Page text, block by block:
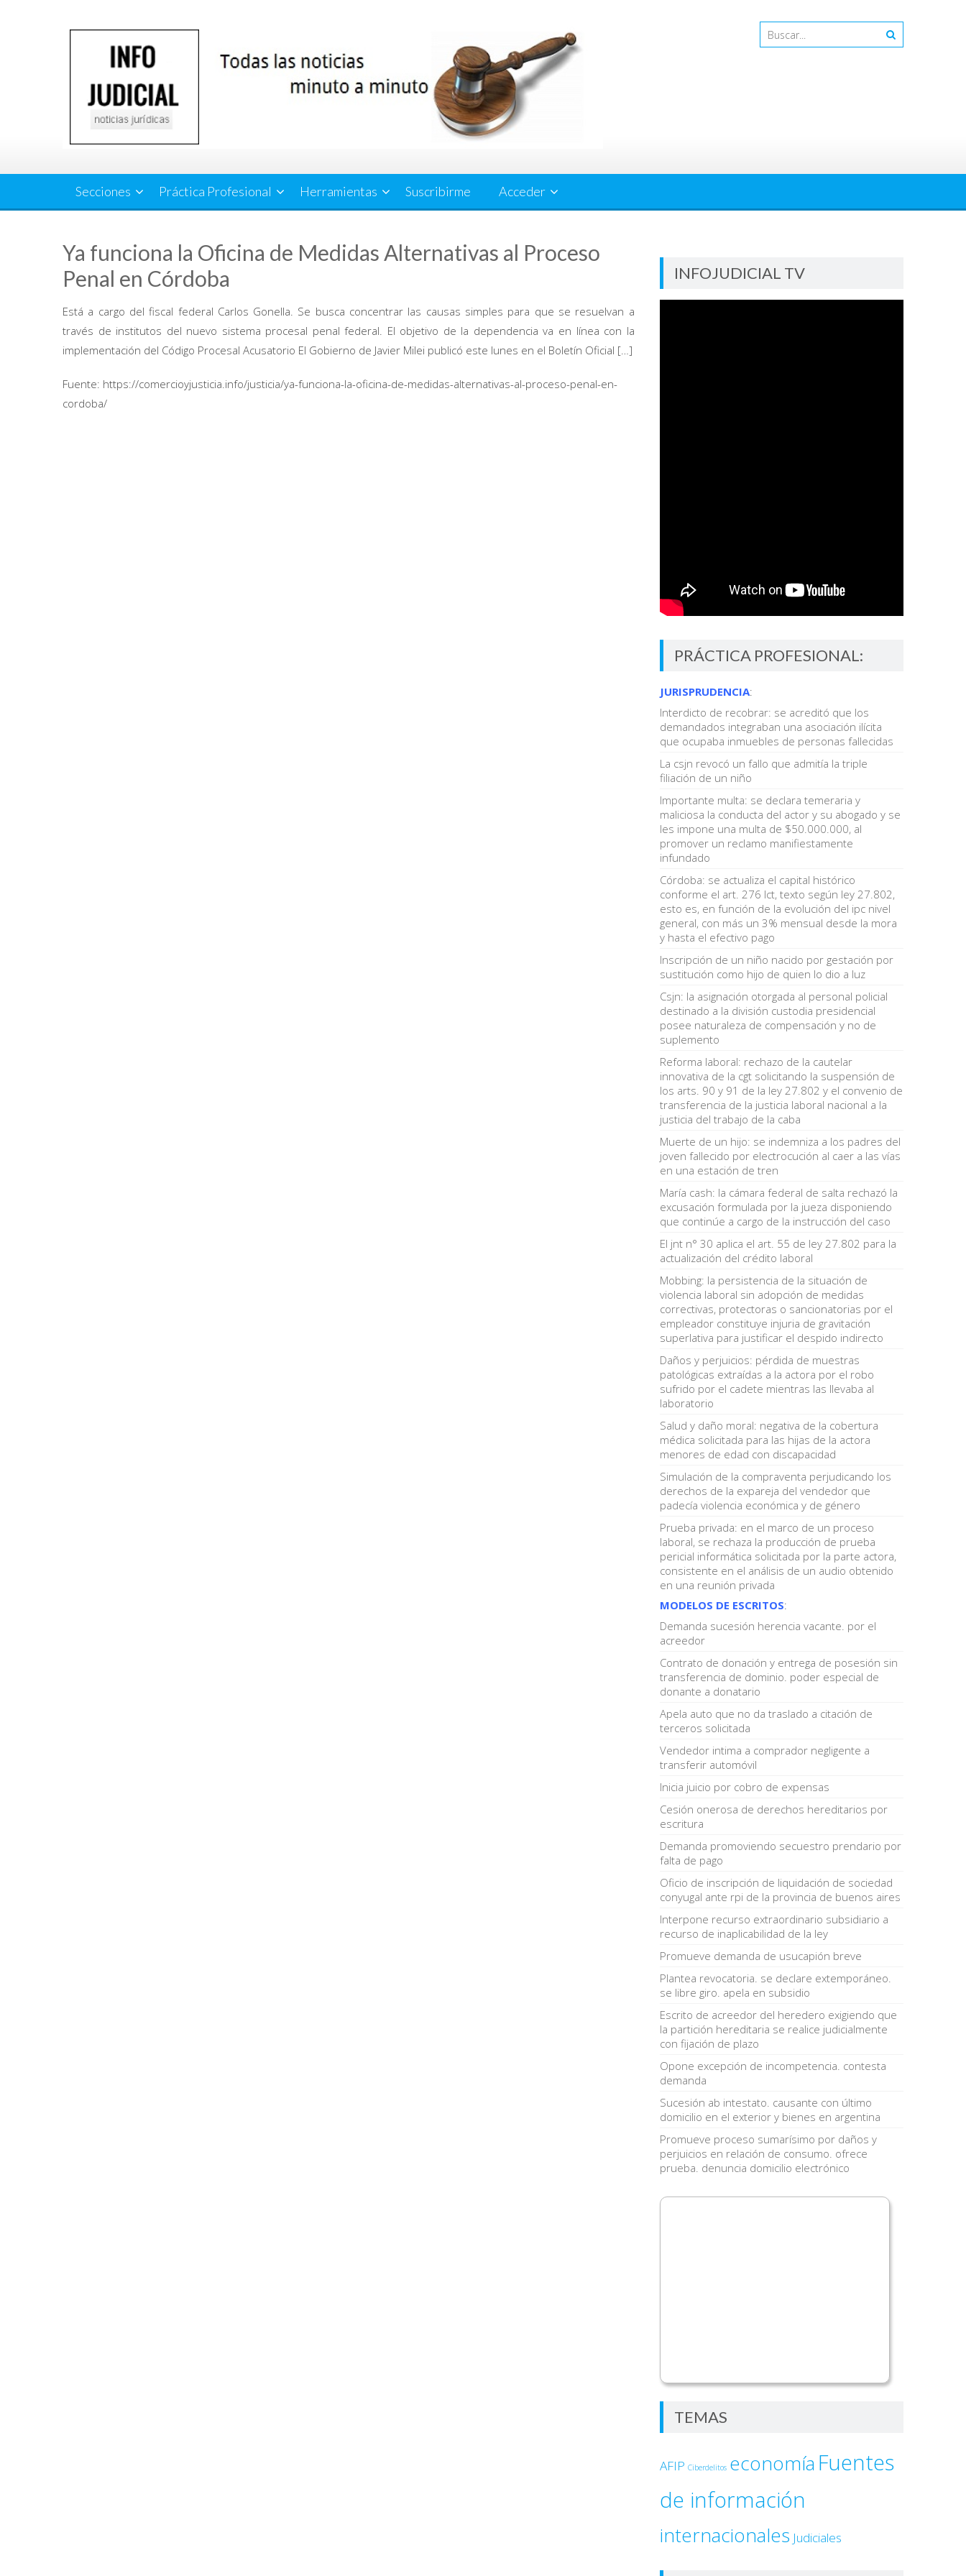
Secciones Práctica Profesional Herramientas Suscribirme Acceder
Ya funciona la Oficina de Medidas Alternativas al Proceso
Penal en Córdoba
Está a cargo del fiscal federal Carlos Gonella. Se busca concentrar las causas simples para que se resuelvan a
través de institutos del nuevo sistema procesal penal federal. El objetivo de la dependencia va en línea con la
implementación del Código Procesal Acusatorio El Gobierno de Javier Milei publicó este lunes en el Boletín Oficial […]
Fuente: https://comercioyjusticia.info/justicia/ya-funciona-la-oficina-de-medidas-alternativas-al-proceso-penal-en-
cordoba/
INFOJUDICIAL TV
PRÁCTICA PROFESIONAL:
JURISPRUDENCIA:
Interdicto de recobrar: se acreditó que los
demandados integraban una asociación ilícita
que ocupaba inmuebles de personas fallecidas
La csjn revocó un fallo que admitía la triple
filiación de un niño
Importante multa: se declara temeraria y
maliciosa la conducta del actor y su abogado y se
les impone una multa de $50.000.000, al
promover un reclamo manifiestamente
infundado
Córdoba: se actualiza el capital histórico
conforme el art. 276 lct, texto según ley 27.802,
esto es, en función de la evolución del ipc nivel
general, con más un 3% mensual desde la mora
y hasta el efectivo pago
Inscripción de un niño nacido por gestación por
sustitución como hijo de quien lo dio a luz
Csjn: la asignación otorgada al personal policial
destinado a la división custodia presidencial
posee naturaleza de compensación y no de
suplemento
Reforma laboral: rechazo de la cautelar
innovativa de la cgt solicitando la suspensión de
los arts. 90 y 91 de la ley 27.802 y el convenio de
transferencia de la justicia laboral nacional a la
justicia del trabajo de la caba
Muerte de un hijo: se indemniza a los padres del
joven fallecido por electrocución al caer a las vías
en una estación de tren
María cash: la cámara federal de salta rechazó la
excusación formulada por la jueza disponiendo
que continúe a cargo de la instrucción del caso
El jnt n° 30 aplica el art. 55 de ley 27.802 para la
actualización del crédito laboral
Mobbing: la persistencia de la situación de
violencia laboral sin adopción de medidas
correctivas, protectoras o sancionatorias por el
empleador constituye injuria de gravitación
superlativa para justificar el despido indirecto
Daños y perjuicios: pérdida de muestras
patológicas extraídas a la actora por el robo
sufrido por el cadete mientras las llevaba al
laboratorio
Salud y daño moral: negativa de la cobertura
médica solicitada para las hijas de la actora
menores de edad con discapacidad
Simulación de la compraventa perjudicando los
derechos de la expareja del vendedor que
padecía violencia económica y de género
Prueba privada: en el marco de un proceso
laboral, se rechaza la producción de prueba
pericial informática solicitada por la parte actora,
consistente en el análisis de un audio obtenido
en una reunión privada
MODELOS DE ESCRITOS:
Demanda sucesión herencia vacante. por el
acreedor
Contrato de donación y entrega de posesión sin
transferencia de dominio. poder especial de
donante a donatario
Apela auto que no da traslado a citación de
terceros solicitada
Vendedor intima a comprador negligente a
transferir automóvil
Inicia juicio por cobro de expensas
Cesión onerosa de derechos hereditarios por
escritura
Demanda promoviendo secuestro prendario por
falta de pago
Oficio de inscripción de liquidación de sociedad
conyugal ante rpi de la provincia de buenos aires
Interpone recurso extraordinario subsidiario a
recurso de inaplicabilidad de la ley
Promueve demanda de usucapión breve
Plantea revocatoria. se declare extemporáneo.
se libre giro. apela en subsidio
Escrito de acreedor del heredero exigiendo que
la partición hereditaria se realice judicialmente
con fijación de plazo
Opone excepción de incompetencia. contesta
demanda
Sucesión ab intestato. causante con último
domicilio en el exterior y bienes en argentina
Promueve proceso sumarísimo por daños y
perjuicios en relación de consumo. ofrece
prueba. denuncia domicilio electrónico
TEMAS
AFIP Ciberdelitos economía Fuentes
de información
internacionales Judiciales